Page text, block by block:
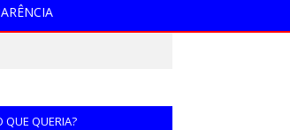
QUE QUERIA?